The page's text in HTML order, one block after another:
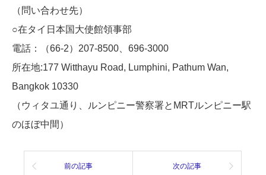
（問い合わせ先）
○在タイ日本国大使館領事部
電話：（66-2）207-8500、696-3000
所在地:177 Witthayu Road, Lumphini, Pathum Wan,
Bangkok 10330
（ウィタユ通り、ルンピニー警察署とMRTルンピニー駅
のほぼ中 間）
前の記事 次の記事